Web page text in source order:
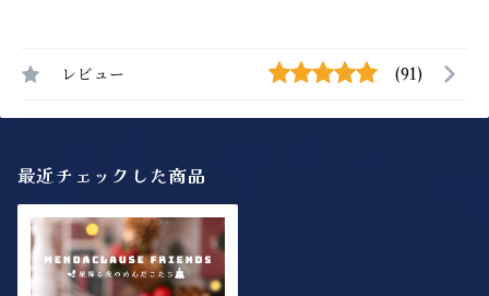
レビュー (91)
最近チェックした商品